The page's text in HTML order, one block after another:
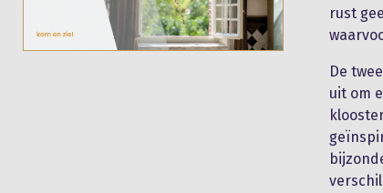
rust
De
uit om